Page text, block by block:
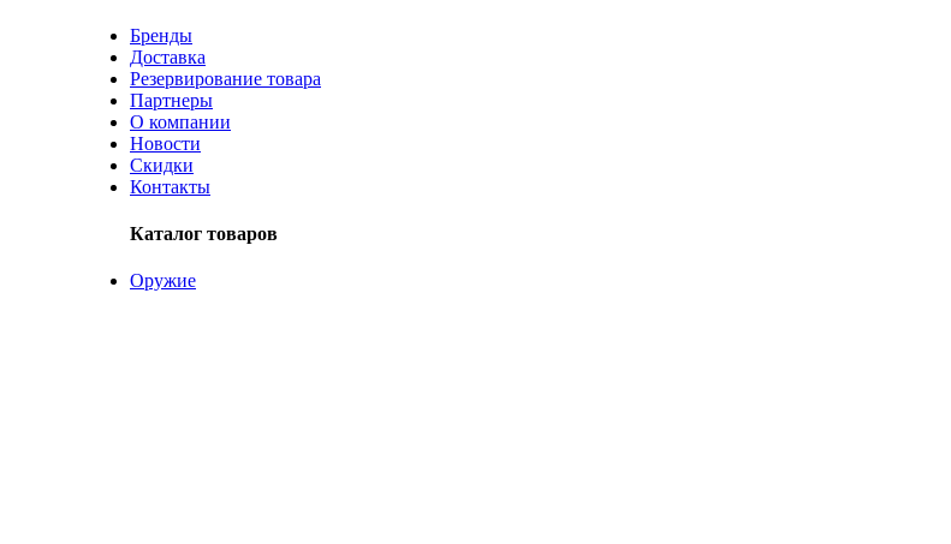
Бренды
Доставка
Резервирование товара
Партнеры
О компании
Новости
Скидки
Контакты
Каталог товаров
Оружие